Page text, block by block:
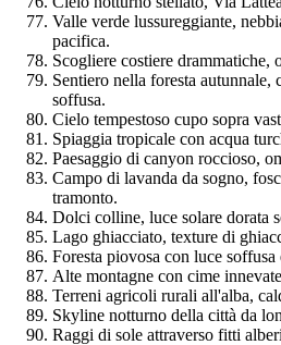
Valle verde lussureggiante,
pacifica.
Scogliere costiere drammatiche,
Sentiero nella foresta
soffusa.
Cielo tempestoso cupo sopra
Spiaggia tropicale con acqua
Paesaggio di canyon roccioso,
Campo di lavanda da sogno,
tramonto.
Dolci colline, luce solare dorata
Lago ghiacciato, texture di
Foresta piovosa con luce soffusa
Alte montagne con cime
Terreni agricoli rurali all'alba,
Skyline notturno della città da
Raggi di sole attraverso fitti